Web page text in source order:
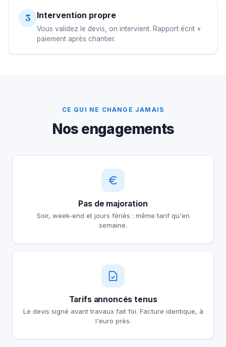
3 Intervention propre
Vous validez le devis, on intervient. Rapport écrit +
paiement après chantier.
CE QUI NE CHANGE JAMAIS
Nos engagements
Pas de majoration
Soir, week-end et jours fériés : même tarif qu'en
semaine.
Tarifs annoncés tenus
Le devis signé avant travaux fait foi. Facture identique, à
l'euro près.